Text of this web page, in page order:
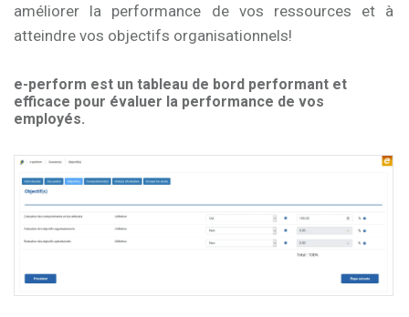
améliorer la performance de vos ressources et à
atteindre vos objectifs organisationnels!
e-perform est un tableau de bord performant et
efficace pour évaluer la performance de vos
employés.